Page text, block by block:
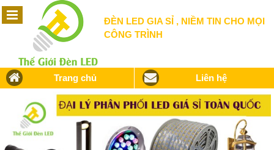
ĐÈN LED GIA SỈ , NIỀM TIN CHO MỌI
CÔNG TRÌNH
Trang chủ Liên hệ